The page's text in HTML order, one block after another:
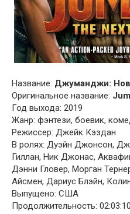
Название: Джуманджи:
Оригинальное название:
Год выхода: 2019
Жанр: фэнтези, боевик,
Режиссер: Джейк Кэздан
В ролях: Дуэйн Джонсон,
Гиллан, Ник Джонас,
Дэнни Гловер, Морган
Айсмен, Дариус Блэйн,
Выпущено: США
Продолжительность: 02:03:10